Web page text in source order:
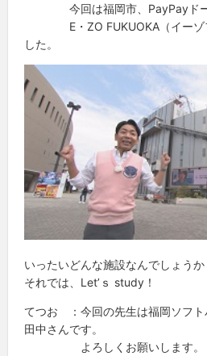
今回は福岡市、PayPayドー
E・ZO FUKUOKA（イーゾフ
した。
いったいどんな施設なんでしょうか
それでは、Let’ｓ study！
てつお ：今回の先生は福岡ソフト
田中さんです。
よろしくお願いします。